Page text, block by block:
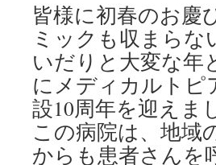
皆様に初春のお慶
ミックも収まら
いだりと大変な年
にメディカルトピ
設10周年を迎えま
この病院は、地域
からも患者さんを